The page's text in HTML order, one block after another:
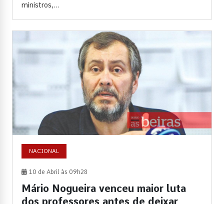
ministros,...
NACIONAL
10 de Abril às 09h28
Mário Nogueira venceu maior luta
dos professores antes de deixar